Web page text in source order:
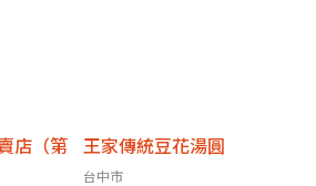
店（第 王家傳統豆花湯圓
台中市